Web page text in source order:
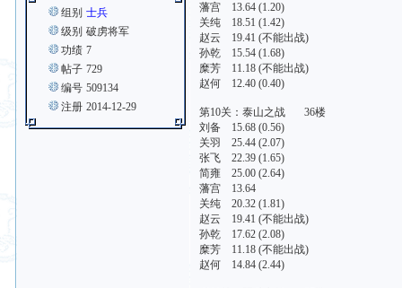
组别 士兵
级别 破虏将军
功绩 7
帖子 729
编号 509134
注册 2014-12-29
藩宫 13.64 (1.20)
关纯 18.51 (1.42)
赵云 19.41 (不能出战)
孙乾 15.54 (1.68)
糜芳 11.18 (不能出战)
赵何 12.40 (0.40)
第10关：泰山之战 36楼
刘备 15.68 (0.56)
关羽 25.44 (2.07)
张飞 22.39 (1.65)
简雍 25.00 (2.64)
藩宫 13.64
关纯 20.32 (1.81)
赵云 19.41 (不能出战)
孙乾 17.62 (2.08)
糜芳 11.18 (不能出战)
赵何 14.84 (2.44)